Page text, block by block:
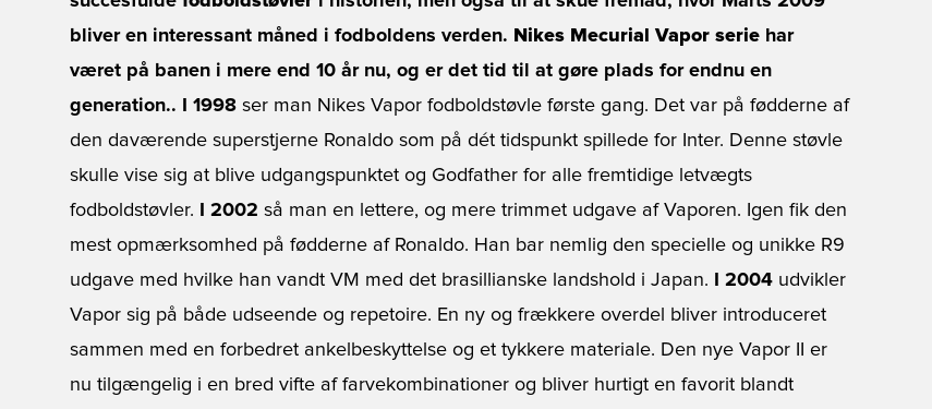
bliver en interessant måned i fodboldens verden. Nikes Mecurial Vapor serie har
været på banen i mere end 10 år nu, og er det tid til at gøre plads for endnu en
generation..
I 1998 ser man Nikes Vapor fodboldstøvle første gang. Det var på fødderne af
den daværende superstjerne Ronaldo som på dét tidspunkt spillede for Inter. Denne støvle
skulle vise sig at blive udgangspunktet og Godfather for alle fremtidige letvægts
fodboldstøvler.
I 2002 så man en lettere, og mere trimmet udgave af Vaporen. Igen fik den
mest opmærksomhed på fødderne af Ronaldo. Han bar nemlig den specielle og unikke R9
udgave med hvilke han vandt VM med det brasillianske landshold i Japan.
I 2004 udvikler
Vapor sig på både udseende og repetoire. En ny og frækkere overdel bliver introduceret
sammen med en forbedret ankelbeskyttelse og et tykkere materiale. Den nye Vapor II er
nu tilgængelig i en bred vifte af farvekombinationer og bliver hurtigt en favorit blandt